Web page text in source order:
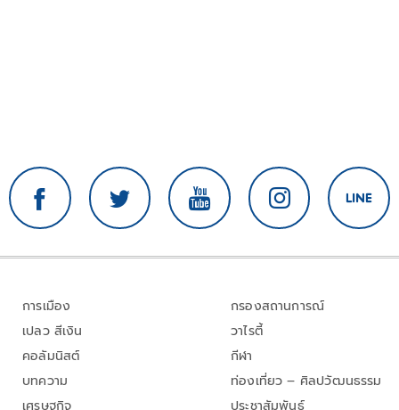
การเมือง
เปลว สีเงิน
คอลัมนิสต์
บทความ
เศรษฐกิจ
กรองสถานการณ์
วาไรตี้
กีฬา
ท่องเที่ยว – ศิลปวัฒนธรรม
ประชาสัมพันธ์